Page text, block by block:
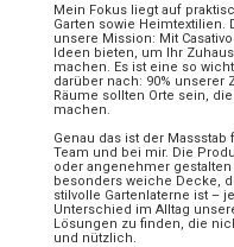
Mein Fokus liegt auf
Garten sowie
unsere Mission: Mit
Ideen bieten, um Ihr
machen. Es ist eine so
darüber nach: 90% unserer
Räume sollten Orte sein,
machen.
Genau das ist der
Team und bei mir. Die
oder angenehmer
besonders weiche Decke,
stilvolle Gartenlaterne ist –
Unterschied im Alltag
Lösungen zu finden, die
und nützlich.